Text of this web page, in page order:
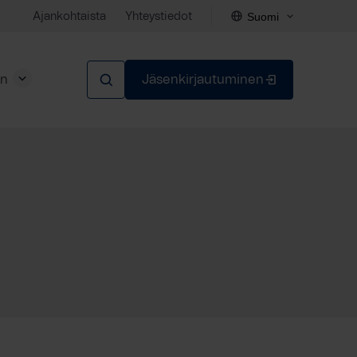
Ajankohtaista Yhteystiedot Suomi
Jäsenkirjautuminen